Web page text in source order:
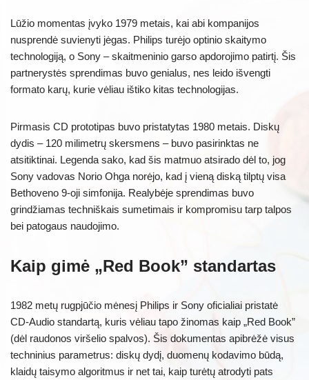
Lūžio momentas įvyko 1979 metais, kai abi kompanijos
nusprendė suvienyti jėgas. Philips turėjo optinio skaitymo
technologiją, o Sony – skaitmeninio garso apdorojimo patirtį. Šis
partnerystės sprendimas buvo genialus, nes leido išvengti
formato karų, kurie vėliau ištiko kitas technologijas.
Pirmasis CD prototipas buvo pristatytas 1980 metais. Diskų
dydis – 120 milimetrų skersmens – buvo pasirinktas ne
atsitiktinai. Legenda sako, kad šis matmuo atsirado dėl to, jog
Sony vadovas Norio Ohga norėjo, kad į vieną diską tilptų visa
Bethoveno 9-oji simfonija. Realybėje sprendimas buvo
grindžiamas techniškais sumetimais ir kompromisu tarp talpos
bei patogaus naudojimo.
Kaip gimė „Red Book” standartas
1982 metų rugpjūčio mėnesį Philips ir Sony oficialiai pristatė
CD-Audio standartą, kuris vėliau tapo žinomas kaip „Red Book”
(dėl raudonos viršelio spalvos). Šis dokumentas apibrėžė visus
techninius parametrus: diskų dydį, duomenų kodavimo būdą,
klaidų taisymo algoritmus ir net tai, kaip turėtų atrodyti pats